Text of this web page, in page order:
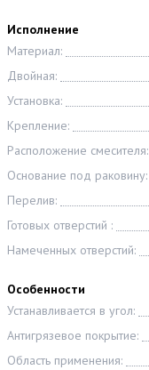
Исполнение
Материал:
Двойная:
Установка:
Крепление:
Расположение смесителя:
Основание под раковину:
Перелив:
Готовых отверстий :
Намеченных отверстий:
Особенности
Устанавливается в угол:
Антигрязевое покрытие:
Область применения: